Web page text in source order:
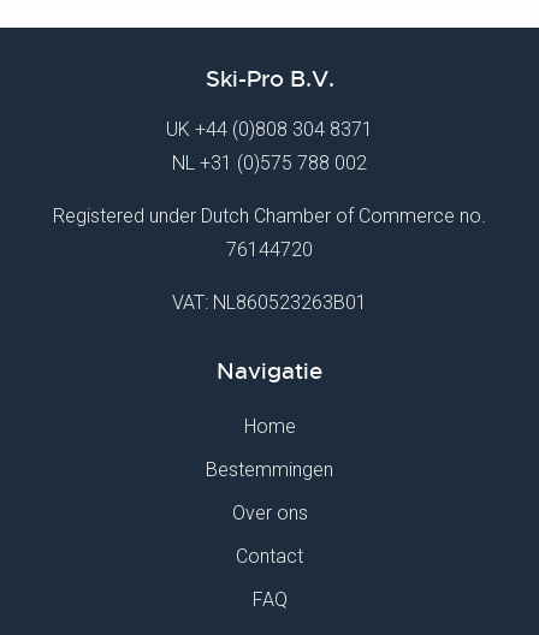
Ski-Pro B.V.
UK +44 (0)808 304 8371
NL +31 (0)575 788 002
Registered under Dutch Chamber of Commerce no.
76144720
VAT: NL860523263B01
Navigatie
Home
Bestemmingen
Over ons
Contact
FAQ